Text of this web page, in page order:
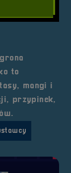
to
mangi i
przypinek,